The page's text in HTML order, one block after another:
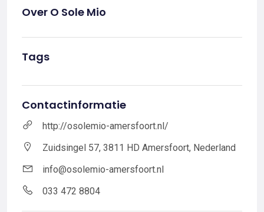
Over O Sole Mio
Tags
Contactinformatie
http://osolemio-amersfoort.nl/
Zuidsingel 57, 3811 HD Amersfoort, Nederland
info@osolemio-amersfoort.nl
033 472 8804